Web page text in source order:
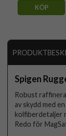
KÖP
Spigen
Robust
av skydd med
kolfiberdetaljer
Redo för